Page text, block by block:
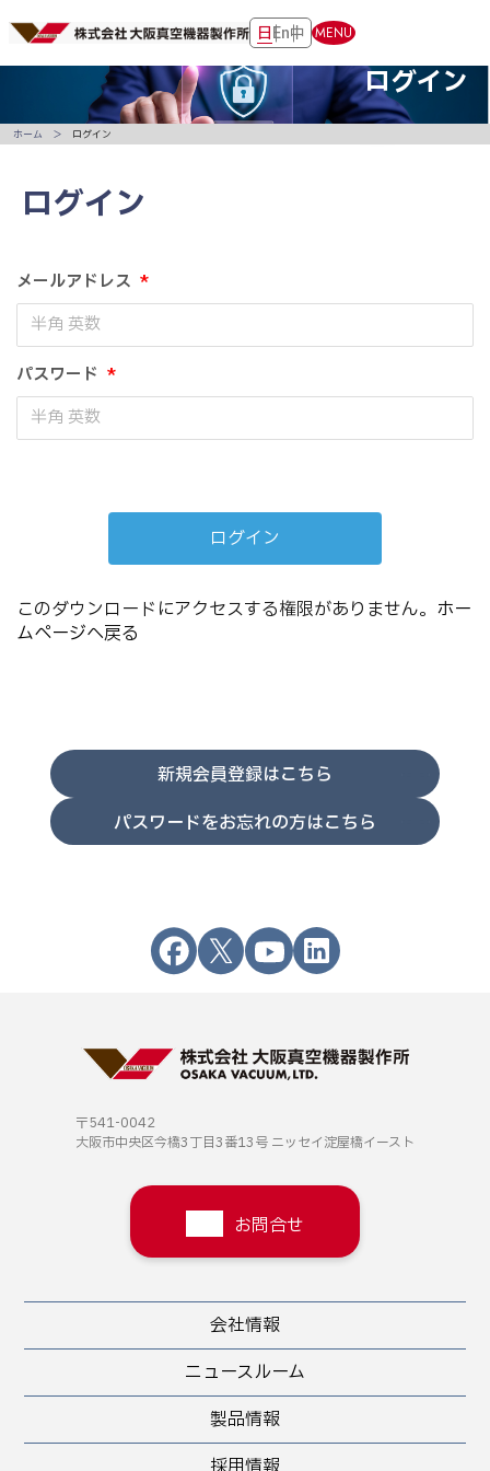
日En中 MENU
ログイン
ログイン
メールアドレス *
パスワード *
このダウンロードにアクセスする権限がありません。 ホー
ムページへ戻る
新規会員登録はこちら
パスワードをお忘れの方はこちら
ホーム ログイン
〒541-0042
大阪市中央区今橋3丁目3番13号 ニッセイ淀屋橋イースト
お問合せ
会社情報
ニュースルーム
製品情報